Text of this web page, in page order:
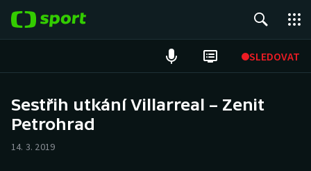
SLEDOVAT
Hokej
Sestřih utkání Villarreal – Zenit
Petrohrad
14. 3. 2019